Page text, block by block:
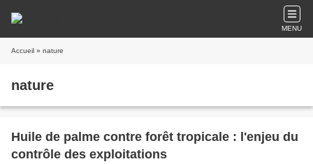
MENU
Accueil » nature
nature
Huile de palme contre forêt tropicale : l'enjeu du
contrôle des exploitations